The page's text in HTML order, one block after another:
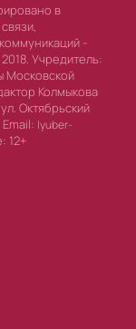
в
-
Учредитель:
Московской
Колмыкова
Октябрьский
lyuber-
12+